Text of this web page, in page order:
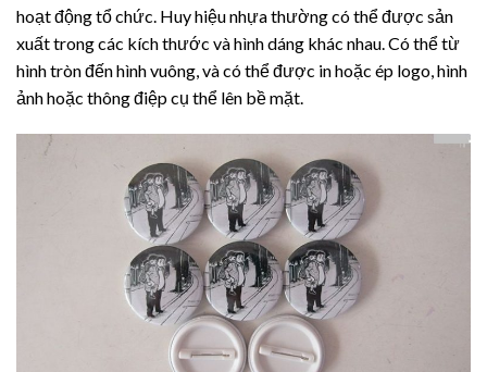
hoạt động tổ chức. Huy hiệu nhựa thường có thể được sản
xuất trong các kích thước và hình dáng khác nhau. Có thể từ
hình tròn đến hình vuông, và có thể được in hoặc ép logo, hình
ảnh hoặc thông điệp cụ thể lên bề mặt.